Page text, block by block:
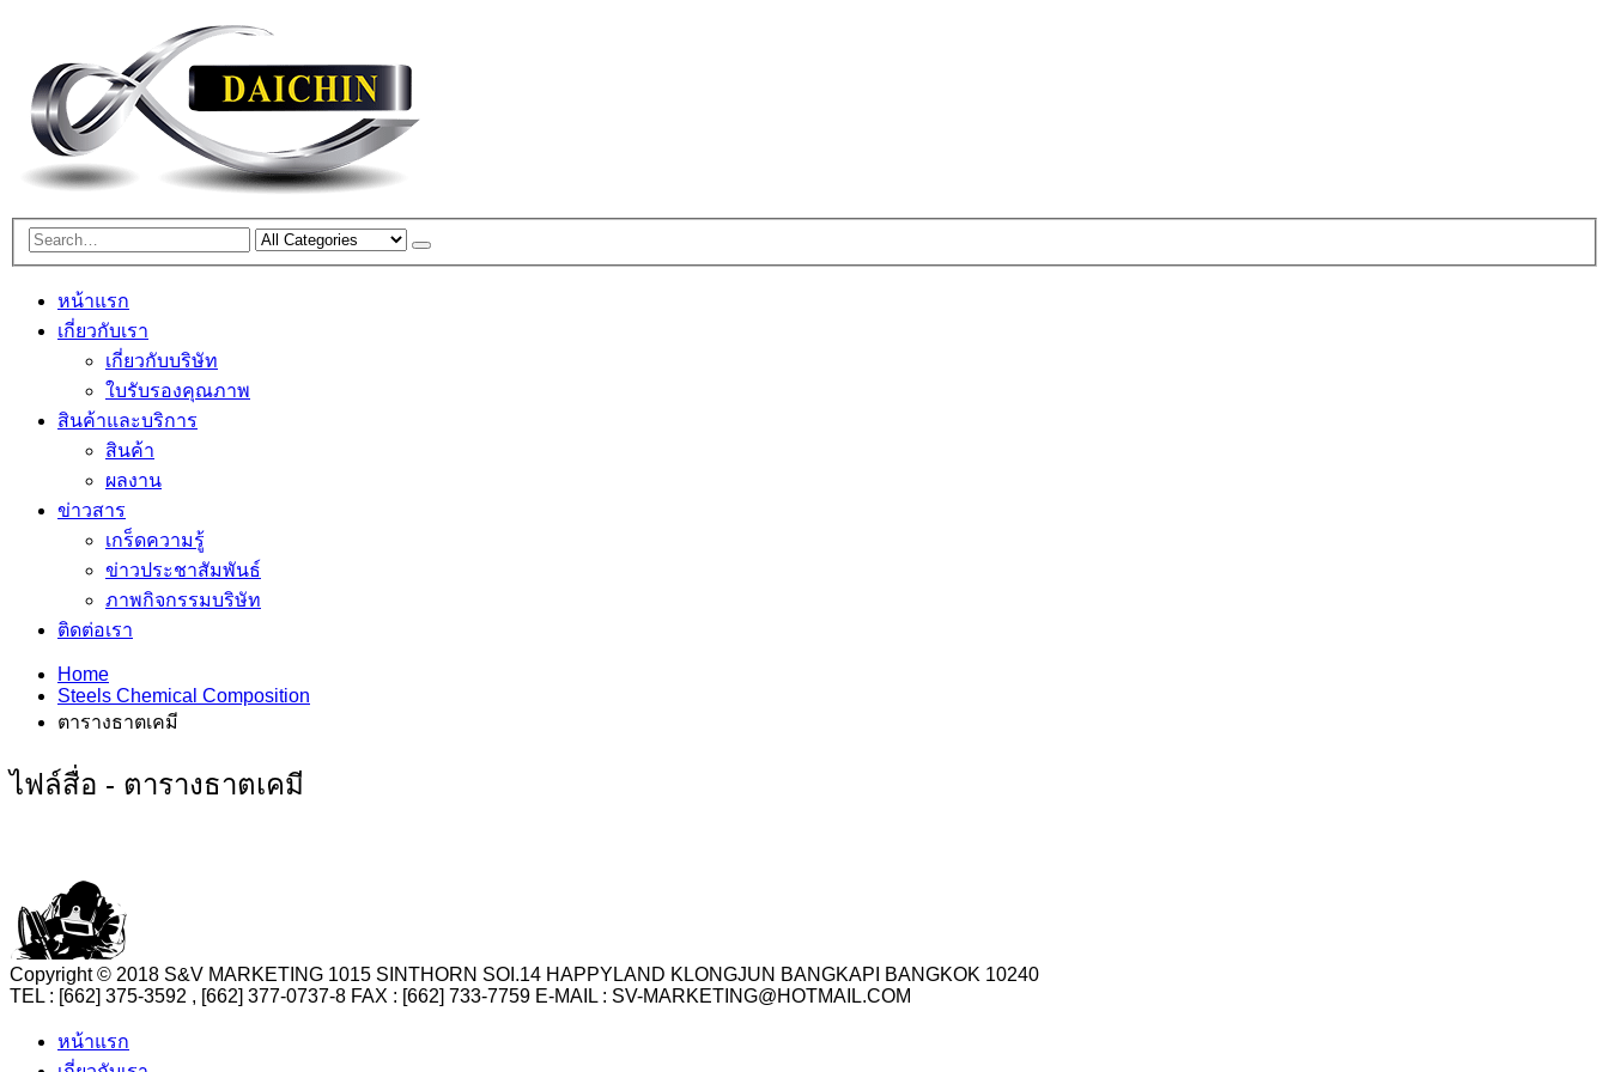
หน้าแรก
เกี่ยวกับเรา
เกี่ยวกับบริษัท
ใบรับรองคุณภาพ
สินค้าและบริการ
สินค้า
ผลงาน
ข่าวสาร
เกร็ดความรู้
ข่าวประชาสัมพันธ์
ภาพกิจกรรมบริษัท
ติดต่อเรา
Home
Steels Chemical Composition
ตารางธาตเคมี
ไฟล์สื่อ - ตารางธาตเคมี
Copyright © 2018 S&V MARKETING 1015 SINTHORN SOI.14 HAPPYLAND KLONGJUN BANGKAPI BANGKOK 10240
TEL : [662] 375-3592 , [662] 377-0737-8 FAX : [662] 733-7759 E-MAIL : SV-MARKETING@HOTMAIL.COM
หน้าแรก